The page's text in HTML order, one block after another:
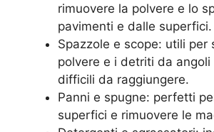
rimuovere la polvere e lo
pavimenti e dalle superfici.
Spazzole e scope: utili per
polvere e i detriti da
difficili da raggiungere.
Panni e spugne: perfetti
superfici e rimuovere le